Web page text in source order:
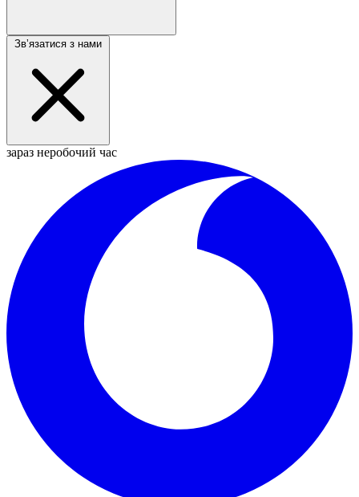
Звʼязатися з нами
зараз неробочий час